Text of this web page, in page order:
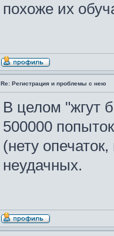
похоже их
Re: Регистрация и проблемы с нею
В целом "жгут
500000
(нету
неудачных.